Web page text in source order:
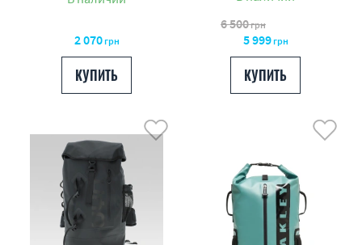
2 070грн
КУПИТЬ
6 500грн
5 999грн
КУПИТЬ